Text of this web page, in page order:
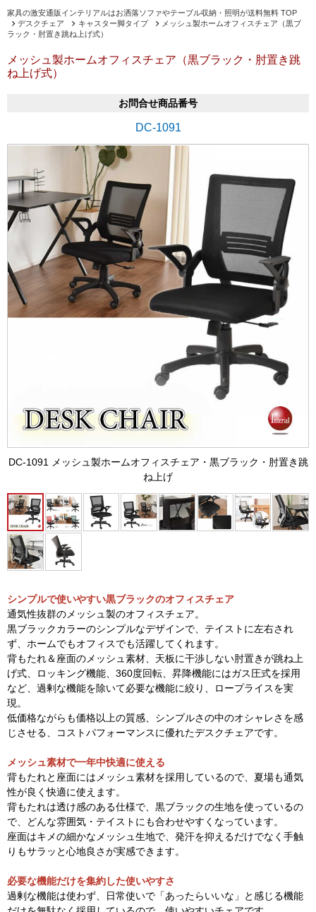
家具の激安通販インテリアルはお洒落ソファやテーブル収納・照明が送料無料 TOP
デスクチェア
キャスター脚タイプ
メッシュ製ホームオフィスチェア（黒ブ
ラック・肘置き跳ね上げ式）
メッシュ製ホームオフィスチェア（黒ブラック・肘置き跳
ね上げ式）
お問合せ商品番号
DC-1091
DC-1091 メッシュ製ホームオフィスチェア・黒ブラック・肘置き跳
ね上げ
シンプルで使いやすい黒ブラックのオフィスチェア
通気性抜群のメッシュ製のオフィスチェア。
黒ブラックカラーのシンプルなデザインで、テイストに左右され
ず、ホームでもオフィスでも活躍してくれます。
背もたれ＆座面のメッシュ素材、天板に干渉しない肘置きが跳ね上
げ式、ロッキング機能、360度回転、昇降機能にはガス圧式を採用
など、過剰な機能を除いて必要な機能に絞り、ロープライスを実
現。
低価格ながらも価格以上の質感、シンプルさの中のオシャレさを感
じさせる、コストパフォーマンスに優れたデスクチェアです。
メッシュ素材で一年中快適に使える
背もたれと座面にはメッシュ素材を採用しているので、夏場も通気
性が良く快適に使えます。
背もたれは透け感のある仕様で、黒ブラックの生地を使っているの
で、どんな雰囲気・テイストにも合わせやすくなっています。
座面はキメの細かなメッシュ生地で、発汗を抑えるだけでなく手触
りもサラッと心地良さが実感できます。
必要な機能だけを集約した使いやすさ
過剰な機能は使わず、日常使いで「あったらいいな」と感じる機能